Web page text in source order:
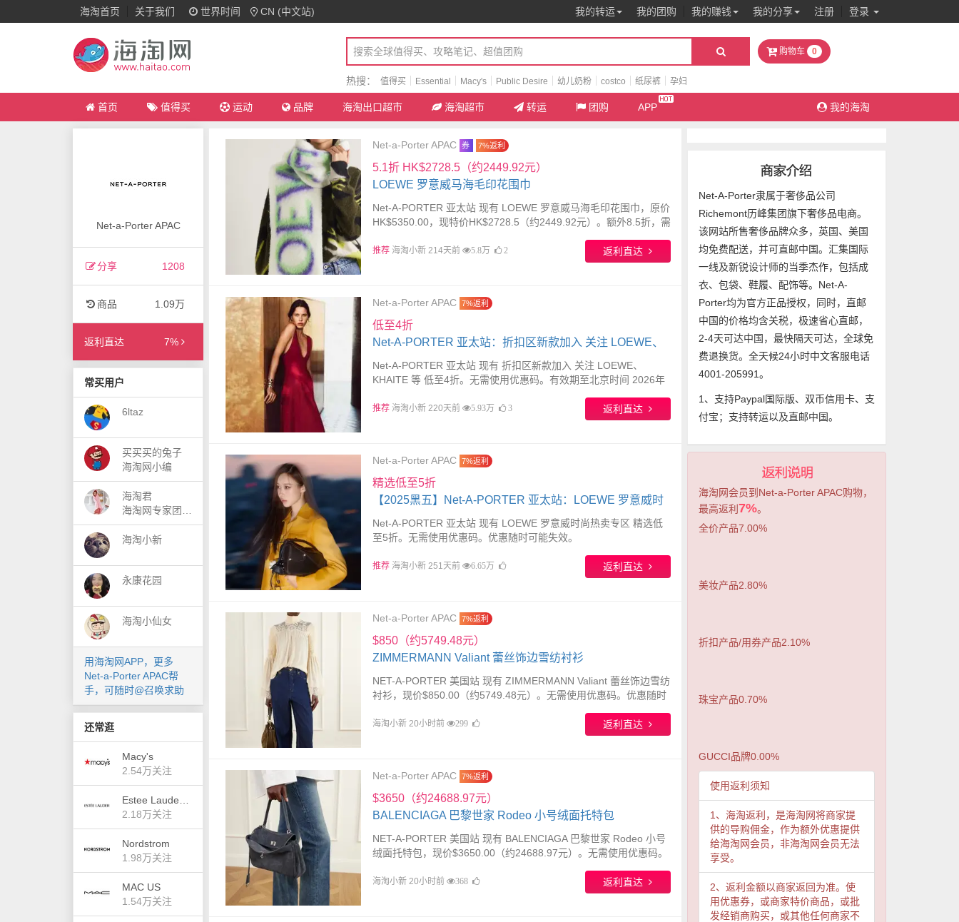
海淘首页 关于我们 世界时间 CN (中文站) 我的转运 我的团购 我的赚钱 我的分享 注册 登录
热搜： 值得买 Essential Macy's Public Desire 幼儿奶粉 costco 纸尿裤 孕妇
购物车 0
首页 值得买 运动 品牌 海淘出口超市 海淘超市 转运 团购 APP 我的海淘
Net-a-Porter APAC
分享 1208
商品 1.09万
返利直达 7%
常买用户
6ltaz
买买买的兔子
海淘网小编
海淘君
海淘小新
永康花园
海淘小仙女
用海淘网APP，更多
Net-a-Porter APAC帮
手，可随时@召唤求助
还常逛
Macy's
2.54万关注
2.18万关注
Nordstrom
1.98万关注
MAC US
1.54万关注
Net-a-Porter APAC 券 7%返利
5.1折 HK$2728.5（约2449.92元）
LOEWE 罗意威马海毛印花围巾
Net-A-PORTER 亚太站 现有 LOEWE 罗意威马海毛印花围巾，原价
HK$5350.00，现特价HK$2728.5（约2449.92元）。额外8.5折，需
点
推荐海淘小新 214天前 5.8万 2 返利直达
Net-a-Porter APAC 7%返利
低至4折
Net-A-PORTER 亚太站：折扣区新款加入 关注 LOEWE、
KHAITE 等
Net-A-PORTER 亚太站 现有 折扣区新款加入 关注 LOEWE、
KHAITE 等 低至4折。无需使用优惠码。有效期至北京时间 2026年
推荐海淘小新 220天前 5.93万 3 返利直达
Net-a-Porter APAC 7%返利
精选低至5折
【2025黑五】Net-A-PORTER 亚太站：LOEWE 罗意威时
尚热卖专区
Net-A-PORTER 亚太站 现有 LOEWE 罗意威时尚热卖专区 精选低
至5折。无需使用优惠码。优惠随时可能失效。
推荐海淘小新 251天前 6.65万 返利直达
Net-a-Porter APAC 7%返利
$850（约5749.48元）
ZIMMERMANN Valiant 蕾丝饰边雪纺衬衫
NET-A-PORTER 美国站 现有 ZIMMERMANN Valiant 蕾丝饰边雪纺
衬衫，现价$850.00（约5749.48元）。无需使用优惠码。优惠随时
海淘小新 20小时前 299 返利直达
Net-a-Porter APAC 7%返利
$3650（约24688.97元）
BALENCIAGA 巴黎世家 Rodeo 小号绒面托特包
NET-A-PORTER 美国站 现有 BALENCIAGA 巴黎世家 Rodeo 小号
绒面托特包，现价$3650.00（约24688.97元）。无需使用优惠码。
海淘小新 20小时前 368 返利直达
Net-A-Porter隶属于奢侈品公司
Richemont历峰集团旗下奢侈品电商。
该网站所售奢侈品牌众多，英国、美国
均免费配送，并可直邮中国。汇集国际
一线及新锐设计师的当季杰作，包括成
衣、包袋、鞋履、配饰等。Net-A-
Porter均为官方正品授权，同时，直邮
中国的价格均含关税，极速省心直邮，
2-4天可达中国，最快隔天可达，全球免
费退换货。全天候24小时中文客服电话
4001-205991。
1、支持Paypal国际版、双币信用卡、支
付宝；支持转运以及直邮中国。
海淘网会员到Net-a-Porter APAC购物，
最高返利 7%。
全价产品7.00%
美妆产品2.80%
折扣产品/用券产品2.10%
珠宝产品0.70%
GUCCI品牌0.00%
使用返利须知
1、海淘返利，是海淘网将商家提
供的导购佣金，作为额外优惠提供
给海淘网会员，非海淘网会员无法
享受。
2、返利金额以商家返回为准。使
用优惠券，或商家特价商品，或批
发经销商购买，或其他任何商家不